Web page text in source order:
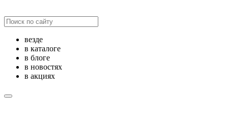
везде
в каталоге
в блоге
в новостях
в акциях